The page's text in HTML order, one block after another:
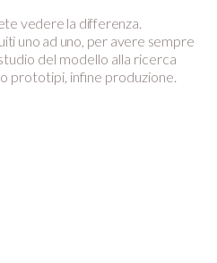
vedere la differenza.
uno ad uno, per avere sempre
del modello alla ricerca
prototipi, infine produzione.